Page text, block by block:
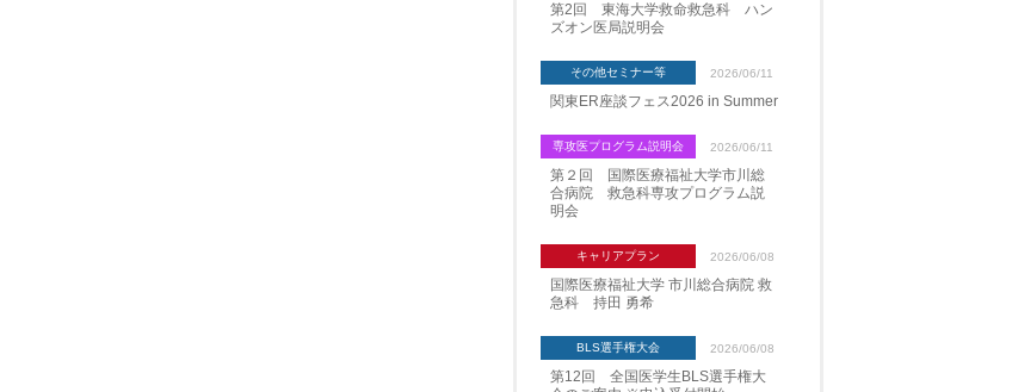
第2回 東海大学救命救急科 ハン
ズオン医局説明会
その他セミナー等 2026/06/11
関東ER座談フェス2026 in Summer
専攻医プログラム説明会 2026/06/11
第２回 国際医療福祉大学市川総
合病院 救急科専攻プログラム説
明会
キャリアプラン 2026/06/08
国際医療福祉大学 市川総合病院 救
急科 持田 勇希
BLS選手権大会 2026/06/08
第12回 全国医学生BLS選手権大